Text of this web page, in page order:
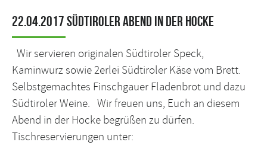
22.04.2017 Südtiroler Abend in der Hocke
Wir servieren originalen Südtiroler Speck,
Kaminwurz sowie 2erlei Südtiroler Käse vom Brett.
Selbstgemachtes Finschgauer Fladenbrot und dazu
Südtiroler Weine. Wir freuen uns, Euch an diesem
Abend in der Hocke begrüßen zu dürfen.
Tischreservierungen unter: